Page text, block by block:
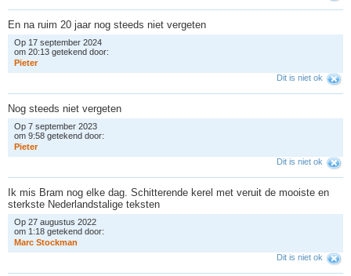
En na ruim 20 jaar nog steeds niet vergeten
Op 17 september 2024
om 20:13 getekend door:
Pieter
Dit is niet ok
Nog steeds niet vergeten
Op 7 september 2023
om 9:58 getekend door:
Pieter
Dit is niet ok
Ik mis Bram nog elke dag. Schitterende kerel met veruit de mooiste en
sterkste Nederlandstalige teksten
Op 27 augustus 2022
om 1:18 getekend door:
Marc Stockman
Dit is niet ok